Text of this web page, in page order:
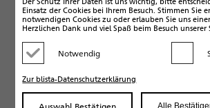
Möglich wurde dieser neue
zukünftig verschärfter
Barrierefreiheit zum Beispiel bei
weiter an Bedeutung gewinnen
Qualifizierung mehrerer
Mitarbeiter im Projekt BITi
Informationstechnik für inklusives
Einsatz der Cookies bei Ihrem Besuch. Stimmen Sie
notwendigen Cookies zu oder erlauben Sie uns
Herzlichen Dank und viel Spaß beim Besuch unserer
Notwendig
Zur blista-Datenschutzerklärung
Alle